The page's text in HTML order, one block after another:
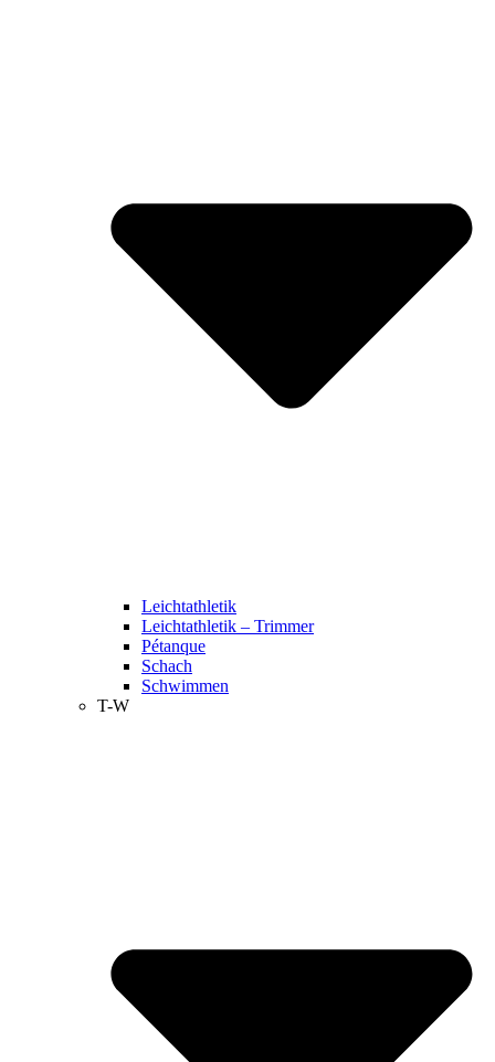
Leichtathletik
Leichtathletik – Trimmer
Pétanque
Schach
Schwimmen
T-W